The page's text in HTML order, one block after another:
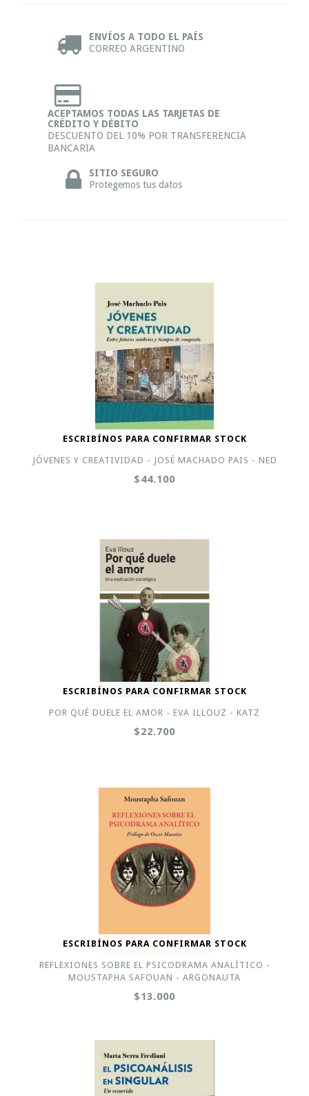
ENVÍOS A TODO EL PAÍS
CORREO ARGENTINO
ACEPTAMOS TODAS LAS TARJETAS DE
CRÉDITO Y DÉBITO
DESCUENTO DEL 10% POR TRANSFERENCIA
BANCARIA
SITIO SEGURO
Protegemos tus datos
ESCRIBÍNOS PARA CONFIRMAR STOCK
JÓVENES Y CREATIVIDAD - JOSÉ MACHADO PAIS - NED
$44.100
ESCRIBÍNOS PARA CONFIRMAR STOCK
POR QUÉ DUELE EL AMOR - EVA ILLOUZ - KATZ
$22.700
ESCRIBÍNOS PARA CONFIRMAR STOCK
REFLEXIONES SOBRE EL PSICODRAMA ANALÍTICO -
MOUSTAPHA SAFOUAN - ARGONAUTA
$13.000